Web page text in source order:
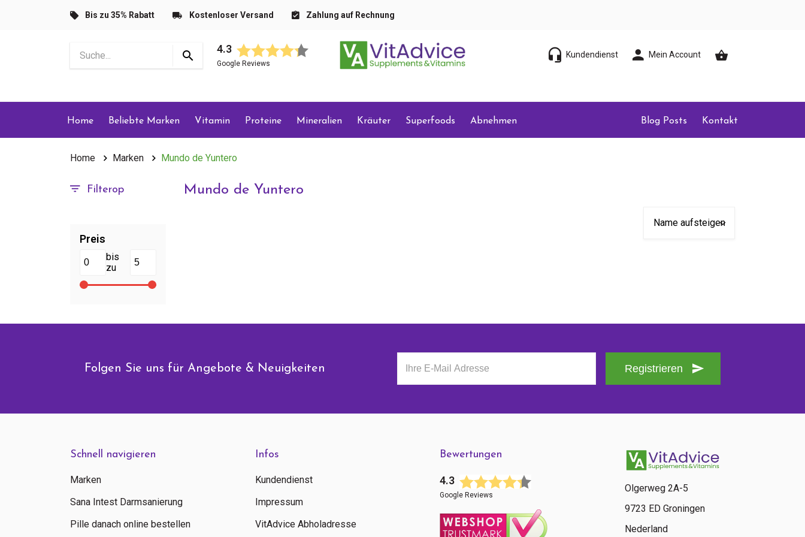
Bis zu 35% Rabatt Kostenloser Versand Zahlung auf Rechnung
4.3
Google Reviews
Kundendienst Mein Account
Home Beliebte Marken Vitamin Proteine Mineralien Kräuter Superfoods Abnehmen Blog Posts Kontakt
Home Marken Mundo de Yuntero
Filterop
Preis
bis
zu
Mundo de Yuntero
Folgen Sie uns für Angebote & Neuigkeiten Registrieren
Schnell navigieren
Marken
Sana Intest Darmsanierung
Pille danach online bestellen
Infos
Kundendienst
Impressum
VitAdvice Abholadresse
Bewertungen
4.3
Google Reviews
Olgerweg 2A-5
9723 ED Groningen
Nederland